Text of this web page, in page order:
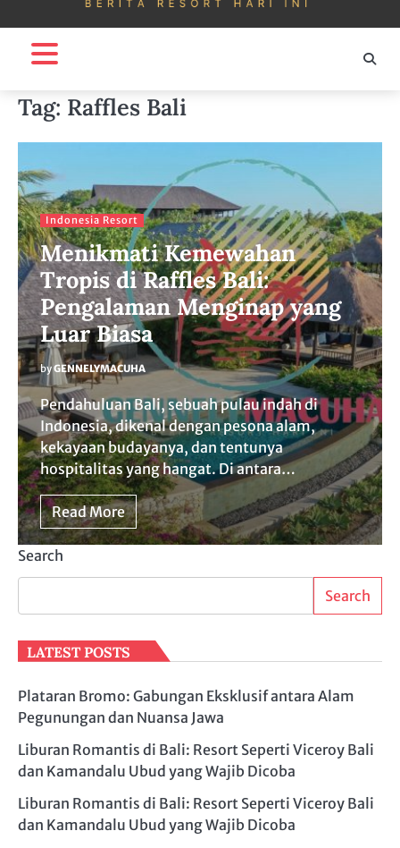
Tag: Raffles Bali
Indonesia Resort
Menikmati Kemewahan
Tropis di Raffles Bali:
Pengalaman Menginap yang
Luar Biasa
byGENNELYMACUHA
Pendahuluan Bali, sebuah pulau indah di
Indonesia, dikenal dengan pesona alam,
kekayaan budayanya, dan tentunya
hospitalitas yang hangat. Di antara…
Read More
Search
Search
LATEST POSTS
Plataran Bromo: Gabungan Eksklusif antara Alam
Pegunungan dan Nuansa Jawa
Liburan Romantis di Bali: Resort Seperti Viceroy Bali
dan Kamandalu Ubud yang Wajib Dicoba
Liburan Romantis di Bali: Resort Seperti Viceroy Bali
dan Kamandalu Ubud yang Wajib Dicoba